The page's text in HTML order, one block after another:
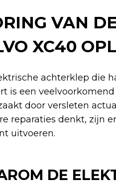
VAN
XC40
achterklep die
is een
door versleten
reparaties denkt, zijn
uitvoeren.
DE